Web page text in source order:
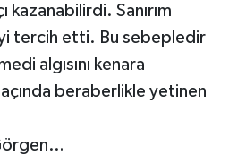
kazanabilirdi. Sanırım
tercih etti. Bu sebepledir
algısını kenara
beraberlikle yetinen